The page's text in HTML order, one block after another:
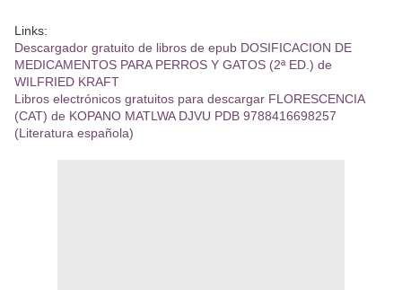
Links:
Descargador gratuito de libros de epub DOSIFICACION DE
MEDICAMENTOS PARA PERROS Y GATOS (2ª ED.) de
WILFRIED KRAFT
Libros electrónicos gratuitos para descargar FLORESCENCIA
(CAT) de KOPANO MATLWA DJVU PDB 9788416698257
(Literatura española)